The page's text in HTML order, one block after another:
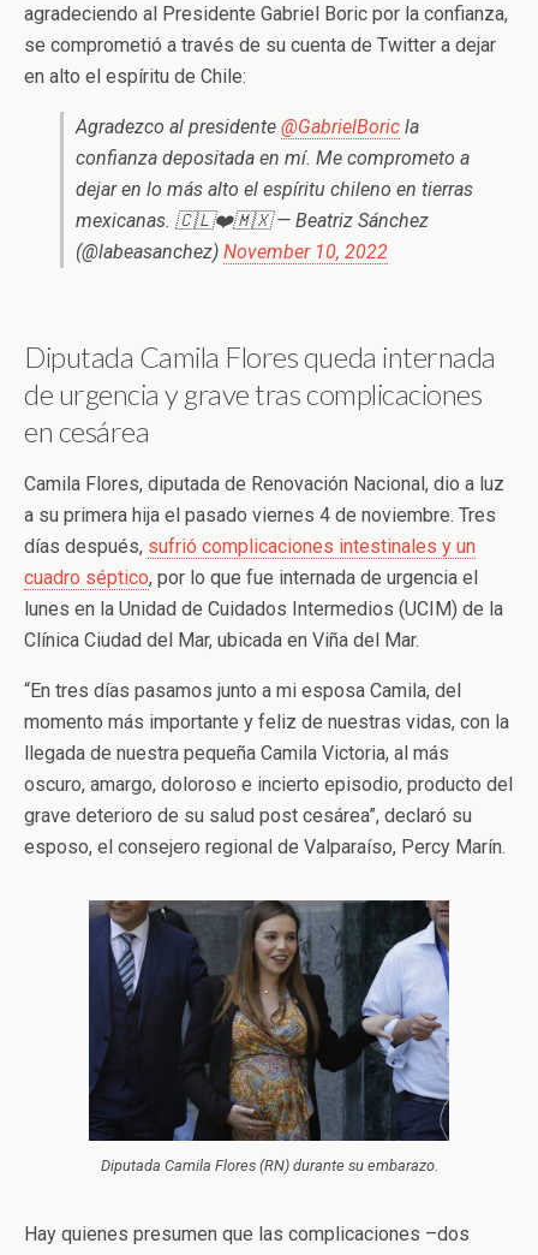
agradeciendo al Presidente Gabriel Boric por la confianza,
se comprometió a través de su cuenta de Twitter a dejar
en alto el espíritu de Chile:
Agradezco al presidente @GabrielBoric la
confianza depositada en mí. Me comprometo a
dejar en lo más alto el espíritu chileno en tierras
mexicanas. 🇨🇱❤️🇲🇽 — Beatriz Sánchez
(@labeasanchez) November 10, 2022
Diputada Camila Flores queda internada
de urgencia y grave tras complicaciones
en cesárea
Camila Flores, diputada de Renovación Nacional, dio a luz
a su primera hija el pasado viernes 4 de noviembre. Tres
días después, sufrió complicaciones intestinales y un
cuadro séptico, por lo que fue internada de urgencia el
lunes en la Unidad de Cuidados Intermedios (UCIM) de la
Clínica Ciudad del Mar, ubicada en Viña del Mar.
“En tres días pasamos junto a mi esposa Camila, del
momento más importante y feliz de nuestras vidas, con la
llegada de nuestra pequeña Camila Victoria, al más
oscuro, amargo, doloroso e incierto episodio, producto del
grave deterioro de su salud post cesárea”, declaró su
esposo, el consejero regional de Valparaíso, Percy Marín.
Diputada Camila Flores (RN) durante su embarazo.
Hay quienes presumen que las complicaciones –dos